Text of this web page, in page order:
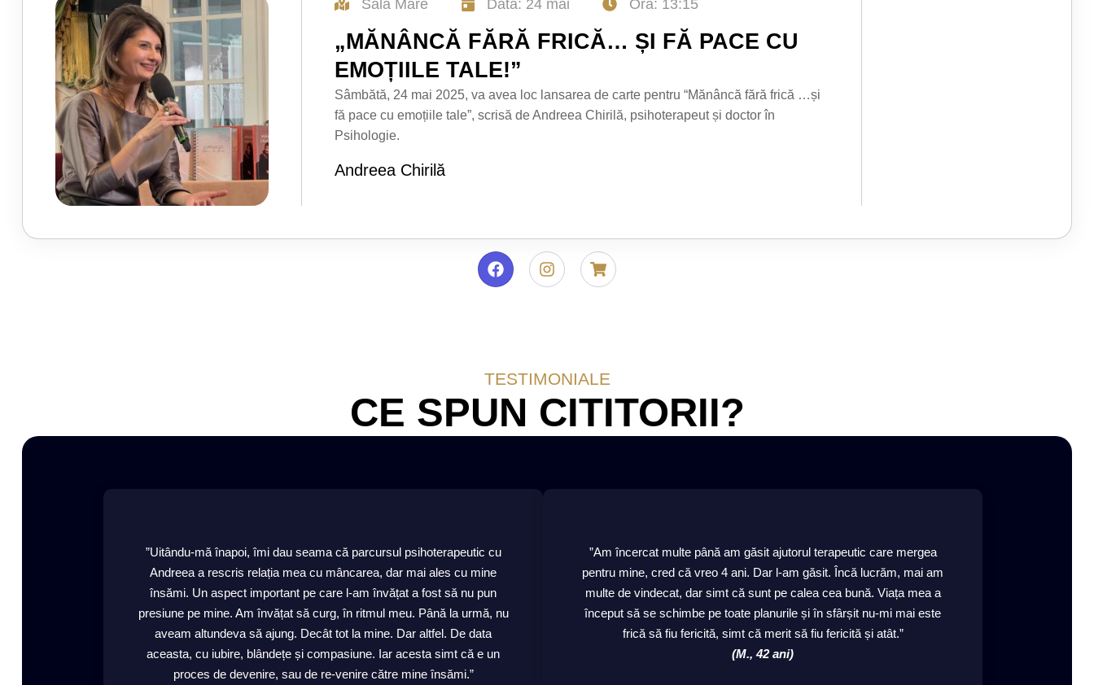
Sala Mare Data: 24 mai Ora: 13:15
„MĂNÂNCĂ FĂRĂ FRICĂ… ȘI FĂ PACE CU
EMOȚIILE TALE!”
Sâmbătă, 24 mai 2025, va avea loc lansarea de carte pentru “Mănâncă fără frică …și
fă pace cu emoțiile tale”, scrisă de Andreea Chirilă, psihoterapeut și doctor în
Psihologie.
Andreea Chirilă
TESTIMONIALE
CE SPUN CITITORII?
”Uitându-mă înapoi, îmi dau seama că parcursul psihoterapeutic cu
Andreea a rescris relația mea cu mâncarea, dar mai ales cu mine
însămi. Un aspect important pe care l-am învățat a fost să nu pun
presiune pe mine. Am învățat să curg, în ritmul meu. Până la urmă, nu
aveam altundeva să ajung. Decât tot la mine. Dar altfel. De data
aceasta, cu iubire, blândețe și compasiune. Iar acesta simt că e un
proces de devenire, sau de re-venire către mine însămi.”
”Am încercat multe până am găsit ajutorul terapeutic care mergea
pentru mine, cred că vreo 4 ani. Dar l-am găsit. Încă lucrăm, mai am
multe de vindecat, dar simt că sunt pe calea cea bună. Viața mea a
început să se schimbe pe toate planurile și în sfârșit nu-mi mai este
frică să fiu fericită, simt că merit să fiu fericită și atât.”
(M., 42 ani)